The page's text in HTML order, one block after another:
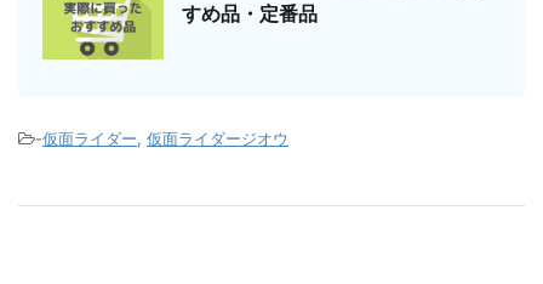
すめ品・定番品
-仮面ライダー, 仮面ライダージオウ